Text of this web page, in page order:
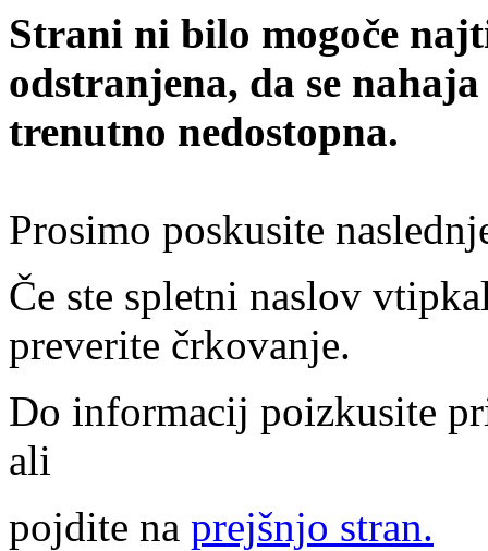
Strani ni bilo mogoče
odstranjena, da se
trenutno nedostopna.
Prosimo poskusite
Če ste spletni naslov
preverite črkovanje.
Do informacij poizkusite
ali
pojdite na prejšnjo stran.